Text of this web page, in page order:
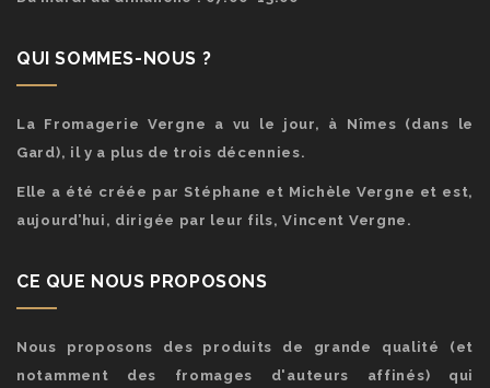
Gard), il y a plus de trois décennies.
Elle a été créée par Stéphane et Michèle Vergne et est,
aujourd’hui, dirigée par leur fils, Vincent Vergne.
notamment des fromages d'auteurs affinés) qui
égaieront vos repas et feront le bonheur de vos